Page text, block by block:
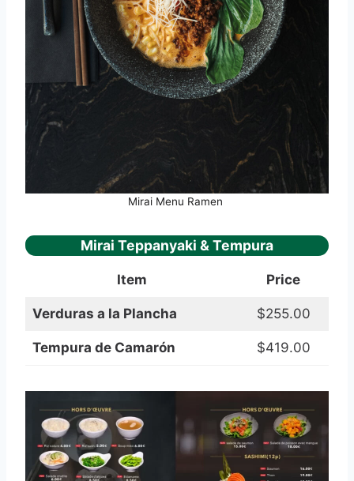
Mirai Menu Ramen
Mirai Teppanyaki & Tempura
Item Price
Verduras a la Plancha $255.00
Tempura de Camarón $419.00